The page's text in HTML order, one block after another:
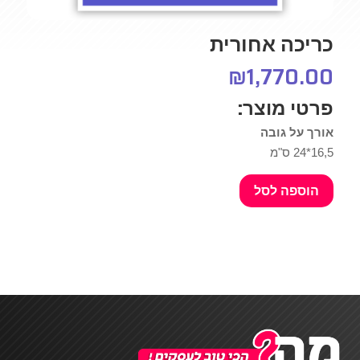
כריכה אחורית
₪1,770.00
פרטי מוצר:
אורך על גובה
16,5*24 ס"מ
הוספה לסל